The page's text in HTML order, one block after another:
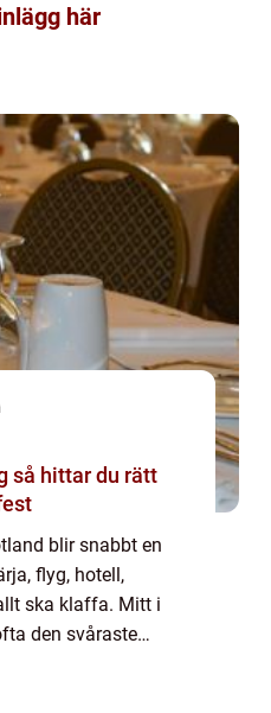
här
blir snabbt en
flyg, hotell,
ska klaffa. Mitt i
den svåraste